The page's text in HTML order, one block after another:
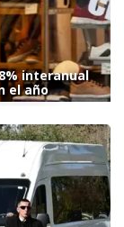
interanual
el año